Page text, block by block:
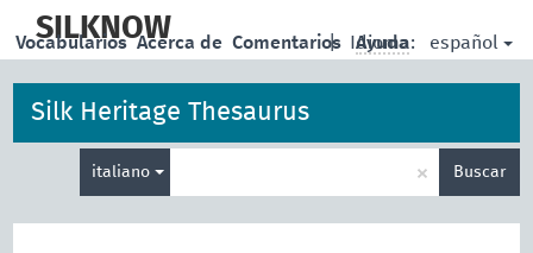
main
SILKNOW | Idioma: español
Vocabularios Acerca de Comentarios Ayuda
Silk Heritage Thesaurus
italiano × Buscar